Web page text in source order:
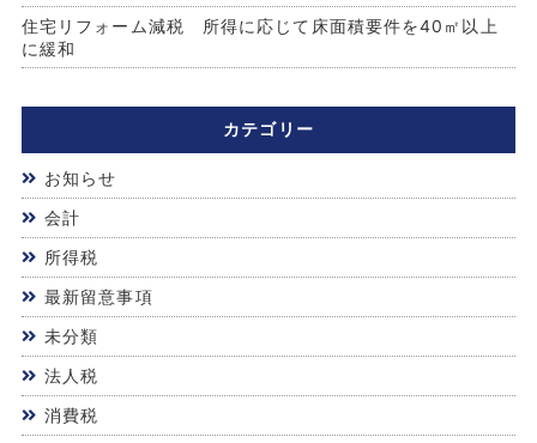
住宅リフォーム減税 所得に応じて床面積要件を40㎡以上
に緩和
カテゴリー
お知らせ
会計
所得税
最新留意事項
未分類
法人税
消費税